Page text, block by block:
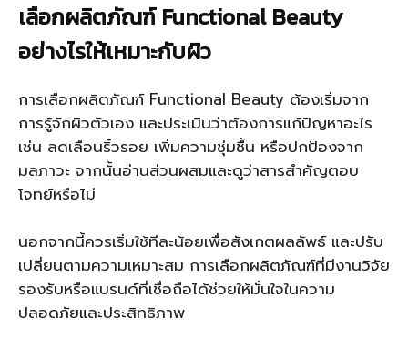
เลือกผลิตภัณฑ์ Functional Beauty
อย่างไรให้เหมาะกับผิว
การเลือกผลิตภัณฑ์ Functional Beauty ต้องเริ่มจาก
การรู้จักผิวตัวเอง และประเมินว่าต้องการแก้ปัญหาอะไร
เช่น ลดเลือนริ้วรอย เพิ่มความชุ่มชื้น หรือปกป้องจาก
มลภาวะ จากนั้นอ่านส่วนผสมและดูว่าสารสำคัญตอบ
โจทย์หรือไม่
นอกจากนี้ควรเริ่มใช้ทีละน้อยเพื่อสังเกตผลลัพธ์ และปรับ
เปลี่ยนตามความเหมาะสม การเลือกผลิตภัณฑ์ที่มีงานวิจัย
รองรับหรือแบรนด์ที่เชื่อถือได้ช่วยให้มั่นใจในความ
ปลอดภัยและประสิทธิภาพ